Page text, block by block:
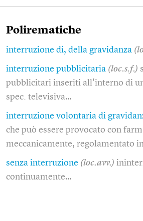
Polirematiche
interruzione di, della gravidanza
interruzione pubblicitaria (loc.s.f.)
pubblicitari inseriti all'interno di
spec. televisiva…
interruzione volontaria di
che può essere provocato con
meccanicamente, regolamentato
senza interruzione (loc.avv.)
continuamente…